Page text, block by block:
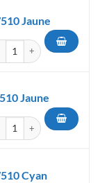
Jaune
de Toner Lexmark
Jaune
de Toner Lexmark
Cyan